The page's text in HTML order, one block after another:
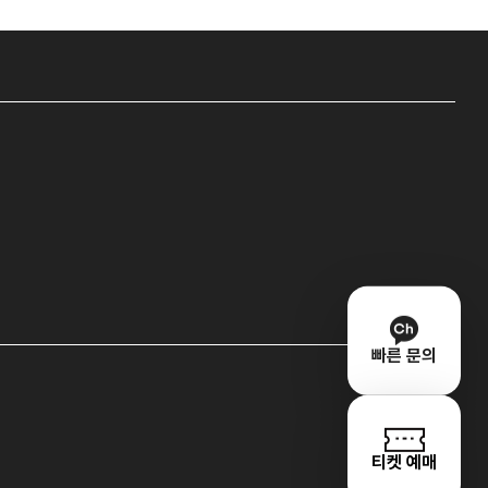
빠른 문의
티켓 예매